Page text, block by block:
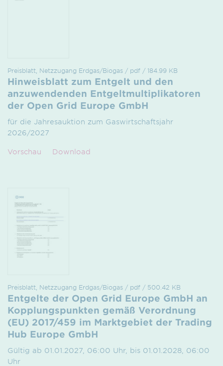
Preisblatt, Netzzugang Erdgas/Biogas / pdf / 184.99 KB
Hinweisblatt zum Entgelt und den
anzuwendenden Entgeltmultiplikatoren
der Open Grid Europe GmbH
für die Jahresauktion zum Gaswirtschaftsjahr
2026/2027
Vorschau Download
Preisblatt, Netzzugang Erdgas/Biogas / pdf / 500.42 KB
Entgelte der Open Grid Europe GmbH an
Kopplungspunkten gemäß Verordnung
(EU) 2017/459 im Marktgebiet der Trading
Hub Europe GmbH
Gültig ab 01.01.2027, 06:00 Uhr, bis 01.01.2028, 06:00
Uhr